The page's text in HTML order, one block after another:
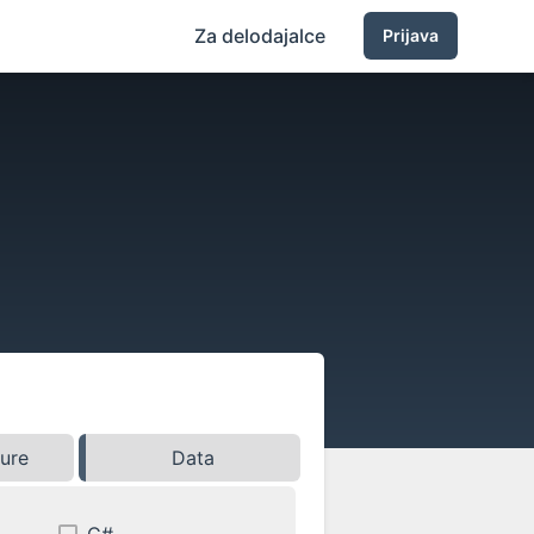
Za delodajalce Prijava
Data